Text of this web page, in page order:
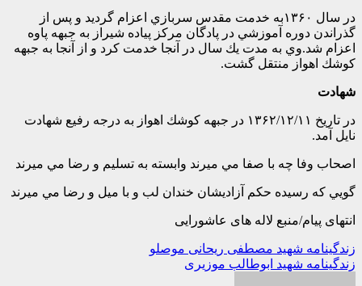
در سال ۱۳۶۰به خدمت مقدس سربازي اعزام گرديد و پس از
گذراندن دوره آموزشي در پادگان مركز پياده شيراز به جبهه پاوه
اعزام شد.وي به مدت يك سال در آنجا خدمت كرد و از آنجا به جبهه
كوشك اهواز منتقل گشت.
شهادت
در تاريخ ۱۳۶۲/۱۲/۱۱ در جبهه كوشك اهواز به درجه رفيع شهادت
نايل آمد.
اصحاب وفا چه با صفا مي ميرند وابسته به تسليم و رضا مي ميرند
گويي كه رسيده حكم آزاديشان خندان لب و با ميل و رضا مي ميرند
انتهای پیام/منبع لاله های عاشورایی
راهبری
نوشته
زندگینامه شهید مصطفی ریحانی موصلو
زندگینامه شهید ابوطالب موزیری